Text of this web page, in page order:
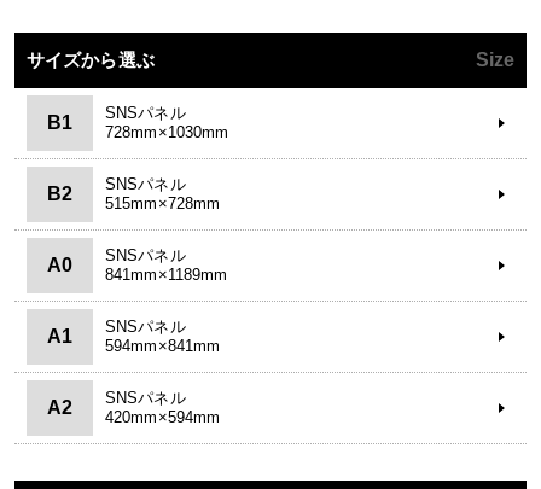
サイズから選ぶ Size
B1
SNSパネル
728mm×1030mm
B2
SNSパネル
515mm×728mm
A0
SNSパネル
841mm×1189mm
A1
SNSパネル
594mm×841mm
A2
SNSパネル
420mm×594mm